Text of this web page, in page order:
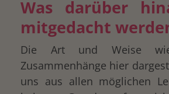
Was darüber
mitgedacht
Die Art und Weise wie
Zusammenhänge hier
uns aus allen möglichen